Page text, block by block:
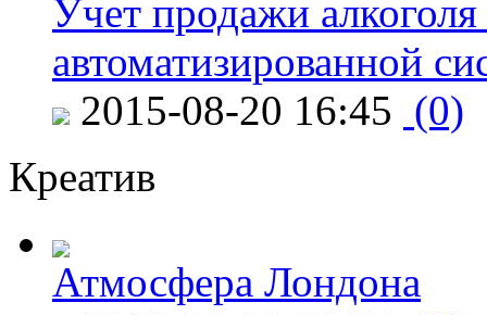
Учет продажи
автоматизированной
2015-08-20 16:45 (0)
Креатив
Атмосфера Лондона